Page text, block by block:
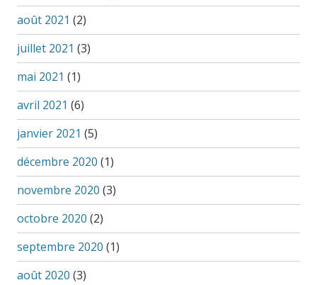
août 2021 (2)
juillet 2021 (3)
mai 2021 (1)
avril 2021 (6)
janvier 2021 (5)
décembre 2020 (1)
novembre 2020 (3)
octobre 2020 (2)
septembre 2020 (1)
août 2020 (3)